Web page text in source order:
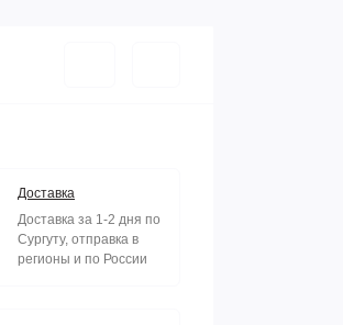
Доставка
Доставка за 1-2 дня по
Сургуту, отправка в
регионы и по России